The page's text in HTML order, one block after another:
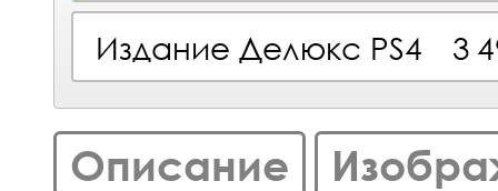
Издание Делюкс PS4 3
Описание